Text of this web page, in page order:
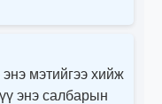
мэтийгээ хийж
энэ салбарын